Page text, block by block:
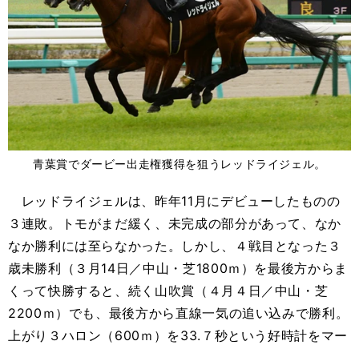
青葉賞でダービー出走権獲得を狙うレッドライジェル。
レッドライジェルは、昨年11月にデビューしたものの
３連敗。トモがまだ緩く、未完成の部分があって、なか
なか勝利には至らなかった。しかし、４戦目となった３
歳未勝利（３月14日／中山・芝1800ｍ）を最後方からま
くって快勝すると、続く山吹賞（４月４日／中山・芝
2200ｍ）でも、最後方から直線一気の追い込みで勝利。
上がり３ハロン（600ｍ）を33.７秒という好時計をマー